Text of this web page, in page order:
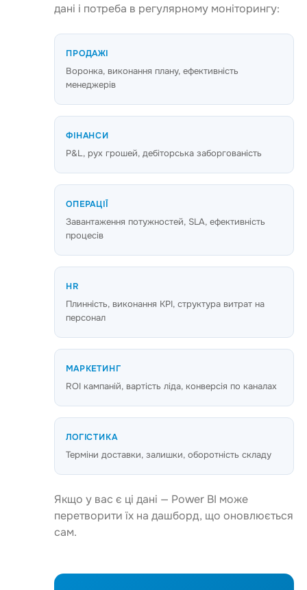
дані і потреба в регулярному моніторингу:
ПРОДАЖІ
Воронка, виконання плану, ефективність
менеджерів
ФІНАНСИ
P&L, рух грошей, дебіторська заборгованість
ОПЕРАЦІЇ
Завантаження потужностей, SLA, ефективність
процесів
HR
Плинність, виконання KPI, структура витрат на
персонал
МАРКЕТИНГ
ROI кампаній, вартість ліда, конверсія по каналах
ЛОГІСТИКА
Терміни доставки, залишки, оборотність складу
Якщо у вас є ці дані — Power BI може
перетворити їх на дашборд, що оновлюється
сам.